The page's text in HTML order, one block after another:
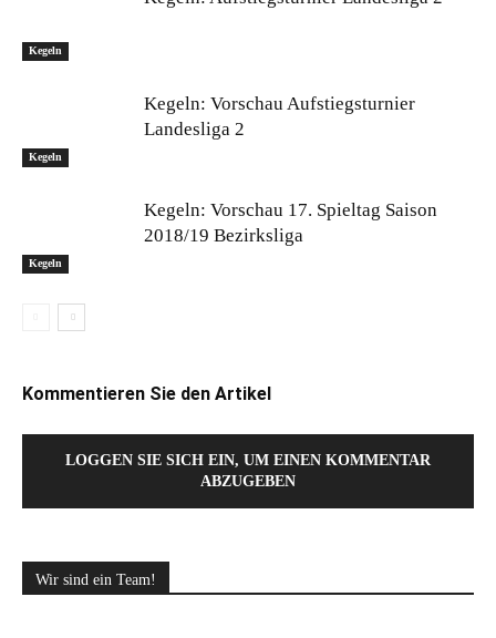
Kegeln
Kegeln
Kegeln: Vorschau Aufstiegsturnier
Landesliga 2
Kegeln
Kegeln: Vorschau 17. Spieltag Saison
2018/19 Bezirksliga
Kommentieren Sie den Artikel
LOGGEN SIE SICH EIN, UM EINEN KOMMENTAR
ABZUGEBEN
Wir sind ein Team!